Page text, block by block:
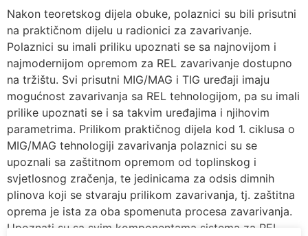
Nakon teoretskog dijela obuke, polaznici su bili prisutni
na praktičnom dijelu u radionici za zavarivanje.
Polaznici su imali priliku upoznati se sa najnovijom i
najmodernijom opremom za REL zavarivanje dostupno
na tržištu. Svi prisutni MIG/MAG i TIG uređaji imaju
mogućnost zavarivanja sa REL tehnologijom, pa su imali
prilike upoznati se i sa takvim uređajima i njihovim
parametrima. Prilikom praktičnog dijela kod 1. ciklusa o
MIG/MAG tehnologiji zavarivanja polaznici su se
upoznali sa zaštitnom opremom od toplinskog i
svjetlosnog zračenja, te jedinicama za odsis dimnih
plinova koji se stvaraju prilikom zavarivanja, tj. zaštitna
oprema je ista za oba spomenuta procesa zavarivanja.
Upoznati su sa svim komponentama sistema za REL